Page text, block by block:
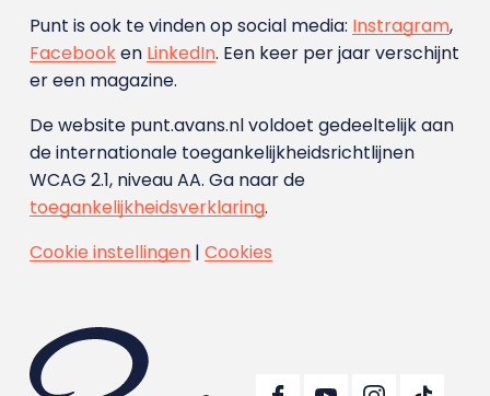
Punt is ook te vinden op social media: Instragram,
Facebooken LinkedIn. Een keer per jaar verschijnt
er een magazine.
De website punt.avans.nl voldoet gedeeltelijk aan
de internationale toegankelijkheidsrichtlijnen
WCAG 2.1, niveau AA. Ga naar de
toegankelijkheidsverklaring.
Cookie instellingen| Cookies